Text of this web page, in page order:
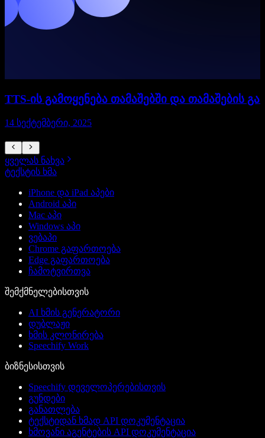
TTS-ის გამოყენება თამაშებში და თამაშების
14 სექტემბერი, 2025
ყველას ნახვა
ტექსტის ხმა
iPhone და iPad აპები
Android აპი
Mac აპი
Windows აპი
ვებაპი
Chrome გაფართოება
Edge გაფართოება
ჩამოტვირთვა
შემქმნელებისთვის
AI ხმის გენერატორი
დუბლაჟი
ხმის კლონირება
Speechify Work
ბიზნესისთვის
Speechify დეველოპერებისთვის
გუნდები
განათლება
ტექსტიდან ხმად API დოკუმენტაცია
ხმოვანი აგენტების API დოკუმენტაცია